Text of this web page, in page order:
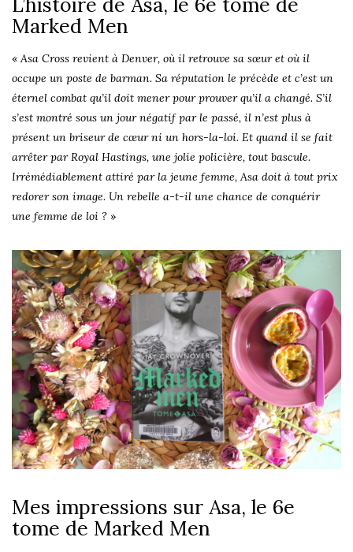
Marked Men
«Asa Cross revient à Denver, où il retrouve sa sœur et où il
occupe un poste de barman. Sa réputation le précède et c’est un
éternel combat qu’il doit mener pour prouver qu’il a changé. S’il
s’est montré sous un jour négatif par le passé, il n’est plus à
présent un briseur de cœur ni un hors-la-loi. Et quand il se fait
arrêter par Royal Hastings, une jolie policière, tout bascule.
Irrémédiablement attiré par la jeune femme, Asa doit à tout prix
redorer son image. Un rebelle a-t-il une chance de conquérir
une femme de loi ? »
Mes impressions sur Asa, le 6e
tome de Marked Men